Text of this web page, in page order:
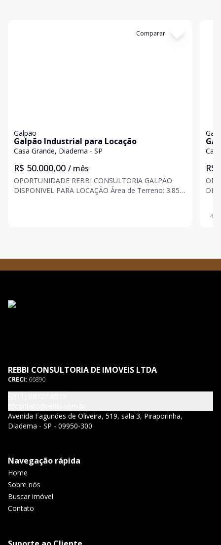
Comparar
Galpão
Galpão Industrial para Locação
Casa Grande, Diadema - SP
R$ 50.000,00 / mês
OPORTUNIDADE REBBI CONSULTORIA GALPÃO
DISPONIVEL PARA LOCAÇÃO Área de Terreno: 3.850
R$
REBBI CONSULTORIA DE IMOVEIS LTDA
CRECI: 66890
Avenida Fagundes de Oliveira, 519, sala 3, Piraporinha,
Diadema - SP - 09950-300
Navegação rápida
Home
Sobre nós
Buscar imóvel
Contato